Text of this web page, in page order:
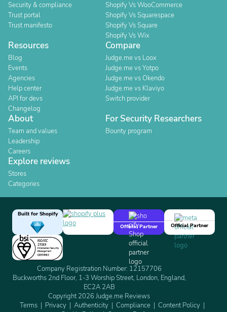
Security & compliance
Trust portal
Trust manifesto
Shopify Vs WooCommerce
Shopify Vs Squarespace
Shopify Vs Square
Shopify Vs Wix
Resources
Blog
Events
Agencies
Help center
API for devs
Changelog
Compare
Judge.me vs Loox
Judge.me vs Yotpo
Judge.me vs Okendo
Judge.me vs Klaviyo
Switch provider
About
Team and values
Leadership
Careers
For Security Researchers
Bounty program
Explore reviews
Stores
Categories
Built for Shopify
Official Partner
Official Partner
Company Registration Number: 12157706
Buckworths 2nd Floor, 1-3 Worship Street, London, England,
EC2A 2AB
Copyright 2026 Judge.me Reviews
Terms
Privacy Authenticity Compliance
Content Policy